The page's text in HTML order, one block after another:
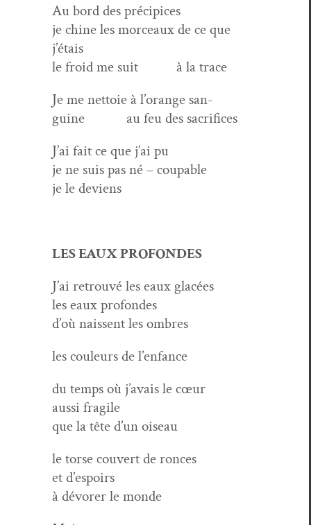
Au bord des précipices
je chine les morceaux de ce que
j’étais
le froid me suit à la trace
Je me net­toie à l’orange san­
guine au feu des sacrifices
J’ai fait ce que j’ai pu
je ne suis pas né – coupable
je le deviens
LES EAUX PROFONDES
J’ai retrou­vé les eaux glacées
les eaux profondes
d’où nais­sent les ombres
les couleurs de l’enfance
du temps où j’avais le cœur
aus­si fragile
que la tête d’un oiseau
le torse cou­vert de ronces
et d’espoirs
à dévor­er le monde